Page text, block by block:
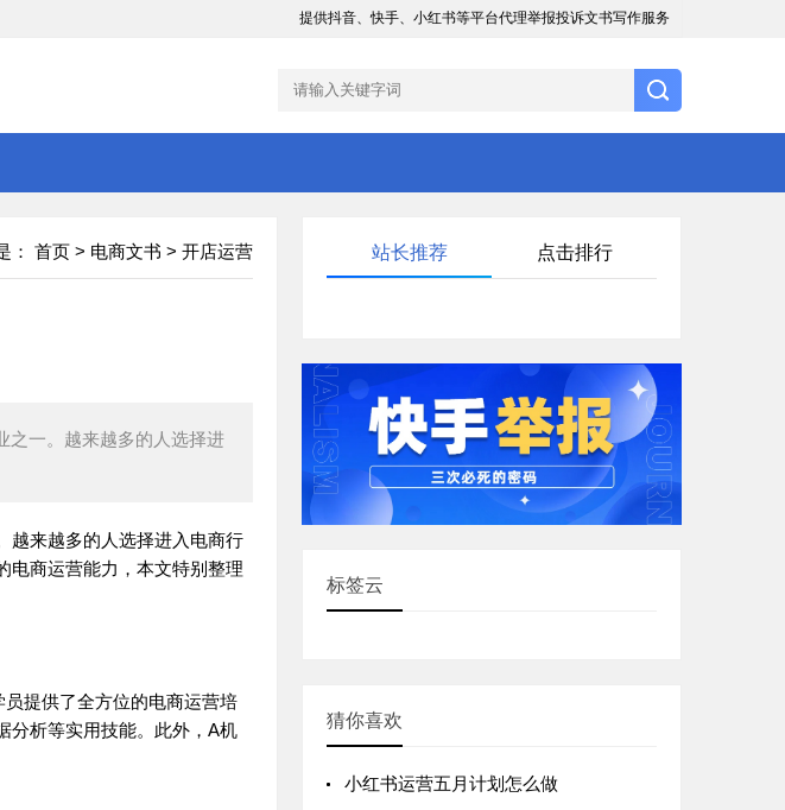
提供抖音、快手、小红书等平台代理举报投诉文书写作服务
： 首页 > 电商文书 > 开店运营
之一。越来越多的人选择进
越来越多的人选择进入电商行
电商运营能力，本文特别整理
提供了全方位的电商运营培
分析等实用技能。此外，A机
站长推荐 点击排行
标签云
猜你喜欢
小红书运营五月计划怎么做